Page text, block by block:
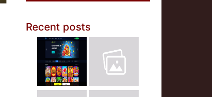
Recent posts